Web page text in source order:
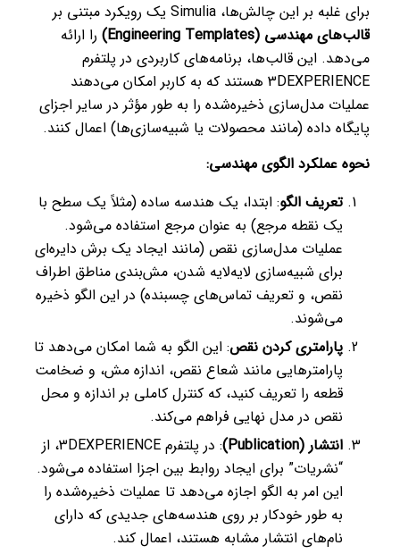
برای غلبه بر این چالش‌ها، Simulia یک رویکرد مبتنی بر
قالب‌های مهندسی (Engineering Templates)
را ارائه
می‌دهد. این قالب‌ها، برنامه‌های کاربردی در پلتفرم
3DEXPERIENCE هستند که به کاربر امکان می‌دهند
عملیات مدل‌سازی ذخیره‌شده را به طور مؤثر در سایر اجزای
پایگاه داده (مانند محصولات یا شبیه‌سازی‌ها) اعمال کنند.
نحوه عملکرد الگوی مهندسی:
تعریف الگو: ابتدا، یک هندسه ساده (مثلاً یک سطح با
یک نقطه مرجع) به عنوان مرجع استفاده می‌شود.
عملیات مدل‌سازی نقص (مانند ایجاد یک برش دایره‌ای
برای شبیه‌سازی لایه‌لایه شدن، مش‌بندی مناطق اطراف
نقص، و تعریف تماس‌های چسبنده) در این الگو ذخیره
می‌شوند.
پارامتری کردن نقص: این الگو به شما امکان می‌دهد تا
پارامترهایی مانند شعاع نقص، اندازه مش، و ضخامت
قطعه را تعریف کنید، که کنترل کاملی بر اندازه و محل
نقص در مدل نهایی فراهم می‌کند.
انتشار (Publication)
: در پلتفرم 3DEXPERIENCE، از
“نشریات” برای ایجاد روابط بین اجزا استفاده می‌شود.
این امر به الگو اجازه می‌دهد تا عملیات ذخیره‌شده را
به طور خودکار بر روی هندسه‌های جدیدی که دارای
نام‌های انتشار مشابه هستند، اعمال کند.